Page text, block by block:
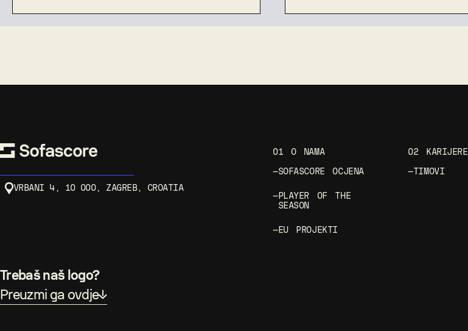
VRBANI 4, 10 000, ZAGREB, CROATIA
01 O NAMA
—SOFASCORE OCJENA
—PLAYER OF THE
SEASON
—EU PROJEKTI
02 KARIJERE
—TIMOVI
Trebaš naš logo?
Preuzmi ga ovdje